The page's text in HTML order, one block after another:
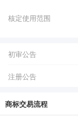
核定使用范围
初审公告
注册公告
商标交易流程